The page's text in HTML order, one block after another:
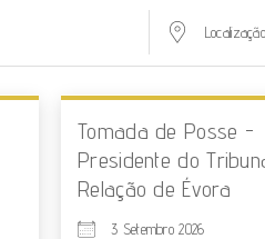
Tomada de Posse -
Presidente do
Relação de Évora
3 Setembro 2026